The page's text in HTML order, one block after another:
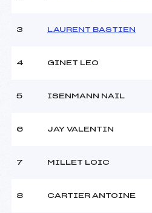
Distance :
Montée Tot. :
Homologation :
Catégorie :
3 LAURENT BASTIEN
4 GINET LEO
5 ISENMANN NAIL
6 JAY VALENTIN
7 MILLET LOIC
8 CARTIER ANTOINE